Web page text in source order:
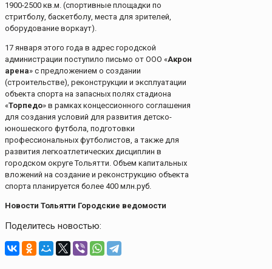
1900-2500 кв.м. (спортивные площадки по
стритболу, баскетболу, места для зрителей,
оборудование воркаут).
17 января этого года в адрес городской
администрации поступило письмо от ООО «Акрон
арена» с предложением о создании
(строительстве), реконструкции и эксплуатации
объекта спорта на запасных полях стадиона
«Торпедо» в рамках концессионного соглашения
для создания условий для развития детско-
юношеского футбола, подготовки
профессиональных футболистов, а также для
развития легкоатлетических дисциплин в
городском округе Тольятти. Объем капитальных
вложений на создание и реконструкцию объекта
спорта планируется более 400 млн.руб.
Новости Тольятти Городские ведомости
Поделитесь новостью: